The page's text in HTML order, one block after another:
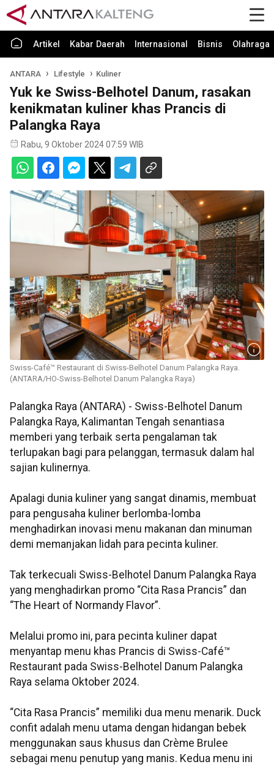
Artikel Kabar Daerah Internasional Bisnis Olahraga
ANTARA Lifestyle Kuliner
Yuk ke Swiss-Belhotel Danum, rasakan
kenikmatan kuliner khas Prancis di
Palangka Raya
Rabu, 9 Oktober 2024 07:59 WIB
Swiss-Café™ Restaurant di Swiss-Belhotel Danum Palangka Raya.
(ANTARA/HO-Swiss-Belhotel Danum Palangka Raya)
Palangka Raya (ANTARA) - Swiss-Belhotel Danum
Palangka Raya, Kalimantan Tengah senantiasa
memberi yang terbaik serta pengalaman tak
terlupakan bagi para pelanggan, termasuk dalam hal
sajian kulinernya.
Apalagi dunia kuliner yang sangat dinamis, membuat
para pengusaha kuliner berlomba-lomba
menghadirkan inovasi menu makanan dan minuman
demi memanjakan lidah para pecinta kuliner.
Tak terkecuali Swiss-Belhotel Danum Palangka Raya
yang menghadirkan promo “Cita Rasa Prancis” dan
“The Heart of Normandy Flavor”.
Melalui promo ini, para pecinta kuliner dapat
menyantap menu khas Prancis di Swiss-Café™
Restaurant pada Swiss-Belhotel Danum Palangka
Raya selama Oktober 2024.
“Cita Rasa Prancis” memiliki dua menu menarik. Duck
confit adalah menu utama dengan hidangan bebek
menggunakan saus khusus dan Crème Brulee
sebagai menu penutup yang manis. Kedua menu ini